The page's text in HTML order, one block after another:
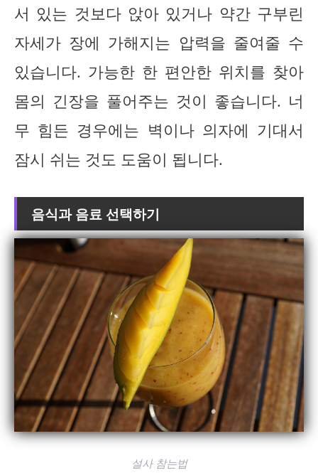
서 있는 것보다 앉아 있거나 약간 구부린
자세가 장에 가해지는 압력을 줄여줄 수
있습니다. 가능한 한 편안한 위치를 찾아
몸의 긴장을 풀어주는 것이 좋습니다. 너
무 힘든 경우에는 벽이나 의자에 기대서
잠시 쉬는 것도 도움이 됩니다.
음식과 음료 선택하기
설사 참는법